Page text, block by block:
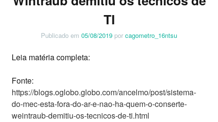
TI
Publicado em 05/08/2019 por cagometro_16ntsu
Leia matéria completa:
Fonte:
https://blogs.oglobo.globo.com/ancelmo/post/sistema-
do-mec-esta-fora-do-ar-e-nao-ha-quem-o-conserte-
weintraub-demitiu-os-tecnicos-de-ti.html